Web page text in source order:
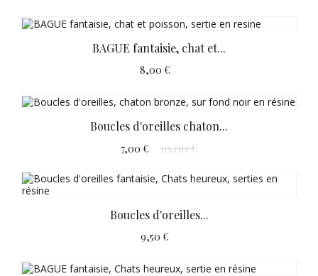
BAGUE fantaisie, chat et...
8,00 €
Boucles d'oreilles chaton...
7,00 € 10,00 €
Boucles d'oreilles...
9,50 €